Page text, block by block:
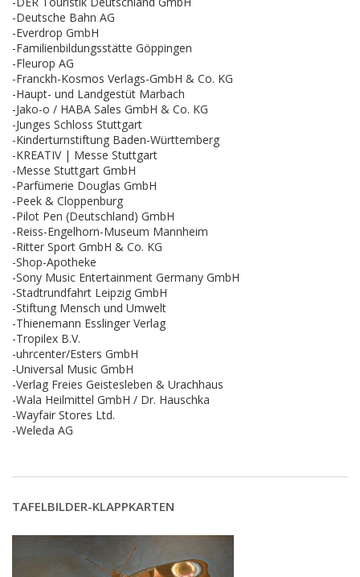
-Deutsche Bahn AG
-Everdrop GmbH
-Familienbildungsstätte Göppingen
-Fleurop AG
-Franckh-Kosmos Verlags-GmbH & Co. KG
-Haupt- und Landgestüt Marbach
-Jako-o / HABA Sales GmbH & Co. KG
-Junges Schloss Stuttgart
-Kinderturnstiftung Baden-Württemberg
-KREATIV | Messe Stuttgart
-Messe Stuttgart GmbH
-Parfümerie Douglas GmbH
-Peek & Cloppenburg
-Pilot Pen (Deutschland) GmbH
-Reiss-Engelhorn-Museum Mannheim
-Ritter Sport GmbH & Co. KG
-Shop-Apotheke
-Sony Music Entertainment Germany GmbH
-Stadtrundfahrt Leipzig GmbH
-Stiftung Mensch und Umwelt
-Thienemann Esslinger Verlag
-Tropilex B.V.
-uhrcenter/Esters GmbH
-Universal Music GmbH
-Verlag Freies Geistesleben & Urachhaus
-Wala Heilmittel GmbH / Dr. Hauschka
-Wayfair Stores Ltd.
-Weleda AG
TAFELBILDER-KLAPPKARTEN